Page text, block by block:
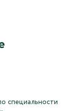
специальности